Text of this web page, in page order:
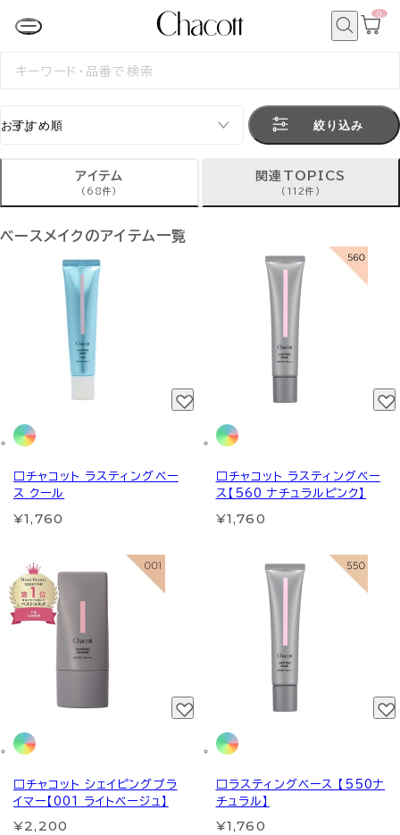
カ
0
検
絞り込み
アイテム
(68件)
関連TOPICS
(112件)
ベースメイクのアイテム一覧
□チャコット ラスティングベー
ス クール
¥1,760
□チャコット ラスティングベー
ス【560 ナチュラルピンク】
¥1,760
□チャコット シェイピングプラ
イマー【001 ライトベージュ】
¥2,200
□ラスティングベース 【550ナ
チュラル】
¥1,760